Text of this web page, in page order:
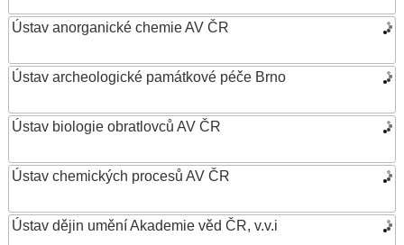
Ústav anorganické chemie AV ČR
Ústav archeologické památkové péče Brno
Ústav biologie obratlovců AV ČR
Ústav chemických procesů AV ČR
Ústav dějin umění Akademie věd ČR, v.v.i